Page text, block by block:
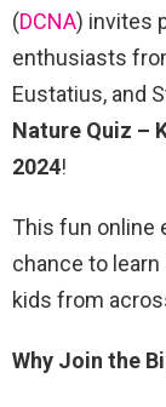
(DCNA) invites
enthusiasts
Eustatius, and
Nature Quiz –
2024!
This fun online
chance to
kids from
Why Join the